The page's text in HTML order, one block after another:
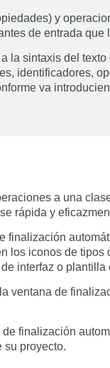
y
de entrada
la sintaxis del
identificadores,
va
a una
rápida y
finalización
los iconos de
interfaz o plantilla
ventana de
finalización
su proyecto.